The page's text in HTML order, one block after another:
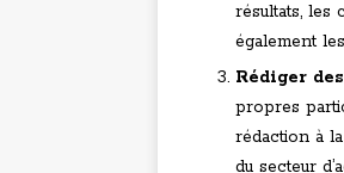
résultats, les
également
Rédiger
propres
rédaction à
du secteur